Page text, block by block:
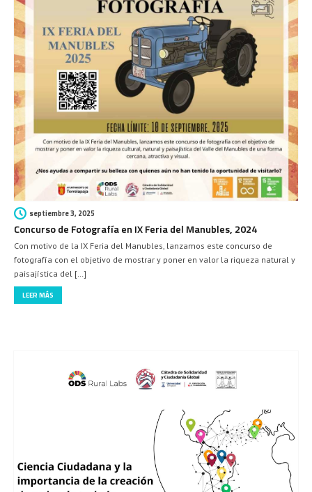
septiembre 3, 2025
Concurso de Fotografía en IX Feria del Manubles, 2024
Con motivo de la IX Feria del Manubles, lanzamos este concurso de
fotografía con el objetivo de mostrar y poner en valor la riqueza natural y
paisajística del […]